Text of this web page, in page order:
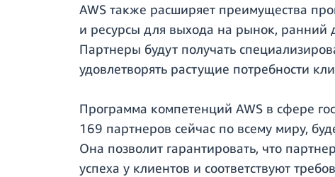
AWS также расширяет преимущества
и ресурсы для выхода на рынок, ранний
Партнеры будут получать
удовлетворять растущие потребности
Программа компетенций AWS в сфере
169 партнеров сейчас по всему миру,
Она позволит гарантировать, что
успеха у клиентов и соответствуют